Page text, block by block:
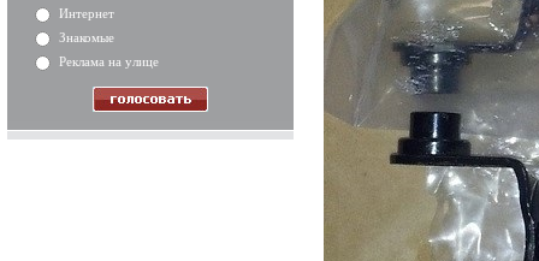
Интернет
Знакомые
Реклама на улице